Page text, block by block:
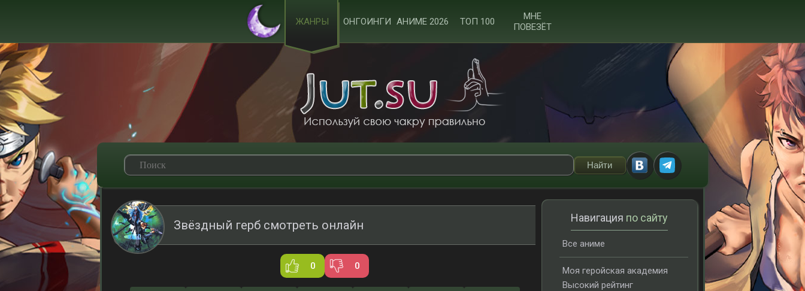
ЖАНРЫ ОНГОИНГИ АНИМЕ 2026 ТОП 100
МНЕ
ПОВЕЗЁТ
Звёздный герб смотреть онлайн
0 0
Навигация по сайту
Все аниме
Моя геройская академия
Высокий рейтинг